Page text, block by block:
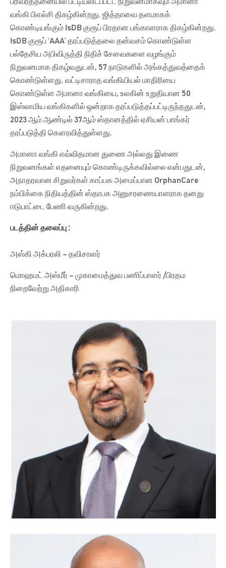
வங்கி பிஎல்சி திகழ்கின்றது. ஜித்தாவை தளமாகக்
கொண்டியங்கும் IsDB குரூப் பிரதான பங்காளராக திகழ்கின்றது.
IsDB குரூப் ‘AAA’ தரப்படுத்தலை தன்வசம் கொண்டுள்ள
பல்தேசிய அபிவிருத்தி நிதிச் சேவைகளை வழங்கும்
நிறுவனமாக திகழ்வதுடன், 57 நாடுகளில் அங்கத்துவத்தைக்
கொண்டுள்ளது. வட்டிசாராத வங்கியியல் மாதிரியை
கொண்டுள்ள அமானா வங்கியை, உலகின் உறுதியான 50
இஸ்லாமிய வங்கிகளில் ஒன்றாக தரப்படுத்தப்பட்டிருந்ததுடன்,
2023 ஆம் ஆண்டில் 37ஆம் ஸ்தானத்தில் ஏசியன் பாங்கர்
தரப்படுத்தி கௌரவித்துள்ளது.
அமானா வங்கி எவ்விதமான துணை அல்லது இணை
நிறுவனங்கள் எதனையும் கொண்டிருக்கவில்லை என்பதுடன்,
அநாதரவான சிறுவர்கள் காப்பக அமைப்பான OrphanCare
நம்பிக்கை நிதியத்தின் ஸ்தாபக அனுசரணையாளராக தனது
ஈடுபாட்டை பேணி வருகின்றது.
படத்தின் தலைப்பு :
அஸ்கி அக்பரலி – தவிசாளர்
மொஹமட் அஸ்மீர் – முகாமைத்துவ பணிப்பாளர் /பிரதம
நிறைவேற்று அதிகாரி